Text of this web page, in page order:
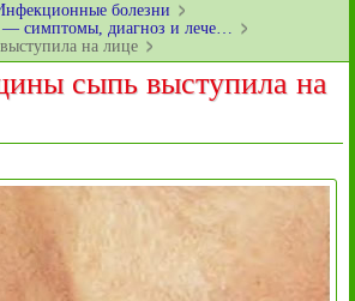
болезни
симптомы, диагноз и лече…
на лице
сыпь выступила на